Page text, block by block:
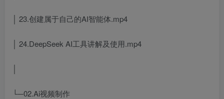
│ 23.创建属于自己的AI智能体.mp4
│ 24.DeepSeek AI工具讲解及使用.mp4
│
└─02.Ai视频制作